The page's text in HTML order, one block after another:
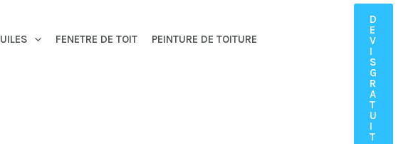
FENETRE DE TOIT PEINTURE DE TOITURE
D
E
V
I
S
G
R
A
T
U
I
T